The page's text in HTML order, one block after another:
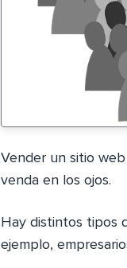
Vender un sitio
venda en los ojos.
Hay distintos tipos
ejemplo,